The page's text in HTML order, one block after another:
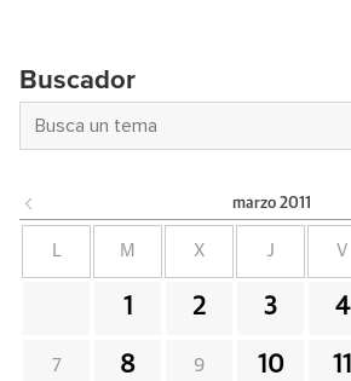
Buscador
marzo 2011
L M X J V
1 2 3 4
7 8 9 10 11